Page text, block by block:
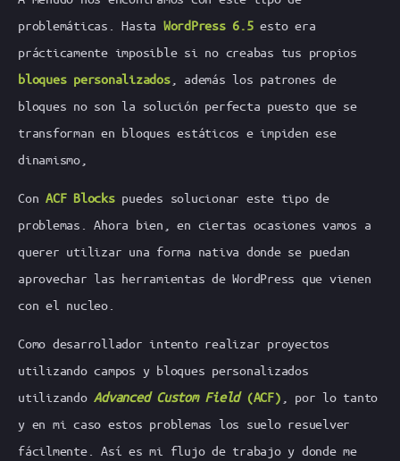
problemáticas. Hasta WordPress 6.5esto era
prácticamente imposible si no creabas tus propios
bloques personalizados, además los patrones de
bloques no son la solución perfecta puesto que se
transforman en bloques estáticos e impiden ese
dinamismo,
ConACF Blockspuedes solucionar este tipo de
problemas. Ahora bien, en ciertas ocasiones vamos a
querer utilizar una forma nativa donde se puedan
aprovechar las herramientas de WordPress que vienen
con el nucleo.
Como desarrollador intento realizar proyectos
utilizando campos y bloques personalizados
utilizandoAdvanced Custom Field(ACF) , por lo tanto
y en mi caso estos problemas los suelo resuelver
fácilmente. Así es mi flujo de trabajo y donde me